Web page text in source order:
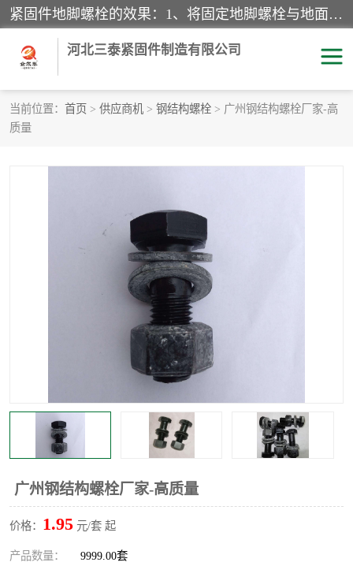
紧固件地脚螺栓的效果：1、将固定地脚螺栓与地面用水泥等物品灌溉在一起，可用来固定较小振荡和冲击的设备。2、活动地脚是一种可拆卸的地脚螺栓，可以固定有激烈振荡和冲击的大型机器设备。3、胀锚地脚螺栓用于固定比较简略且重量轻的设备，辅佐设备长期处于静止状态下。4、粘接地脚螺栓为一种使用广泛且常见的设备，它也是用来固定简略设备的小件。
河北三泰紧固件制造有限公司
当前位置： 首页 > 供应商机 > 钢结构螺栓 > 广州钢结构螺栓厂家-高
质量
广州钢结构螺栓厂家-高质量
价格： 1.95 元/套 起
产品数量： 9999.00套
地脚螺栓
悬挑梁拉杆